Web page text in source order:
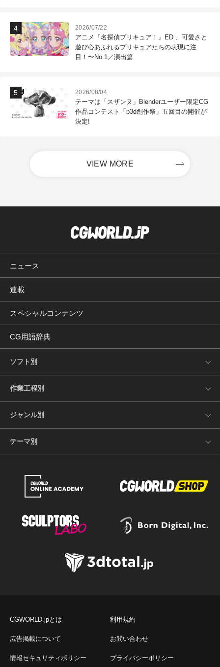
2026/07/22
アニメ『名探偵プリキュア！』ED 、可愛さと
遊び心あふれるプリキュアたちの表現に注
目！〜No.1／演出篇
2026/08/04
テーマは「スザンヌ」Blenderユーザー限定CG
作品コンテスト「b3d創作祭」五回目の開催が
決定!
VIEW MORE
ニュース
連載
スペシャルコンテンツ
CG用語辞典
ソフト別
作業工程別
ジャンル別
テーマ別
CGWORLD.jpとは 利用規約
広告掲載について お問い合わせ
情報セキュリティポリシー プライバシーポリシー